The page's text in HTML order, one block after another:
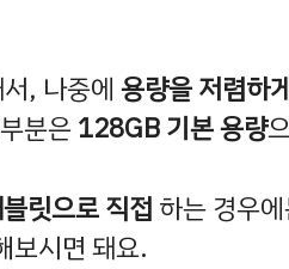
, 나중에 용량을 저렴하
분은128GB 기본 용량
릿으로 직접 하는 경우
보시면 돼요.